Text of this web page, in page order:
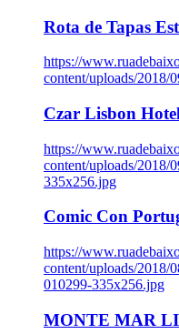
Rota de Tapas
https://
content/uploads/2018/
Czar Lisbon Hotel
https://
content/uploads/2018/
335x256.jpg
Comic Con
https://
content/uploads/2018/
010299-335x256.jpg
MONTE MAR